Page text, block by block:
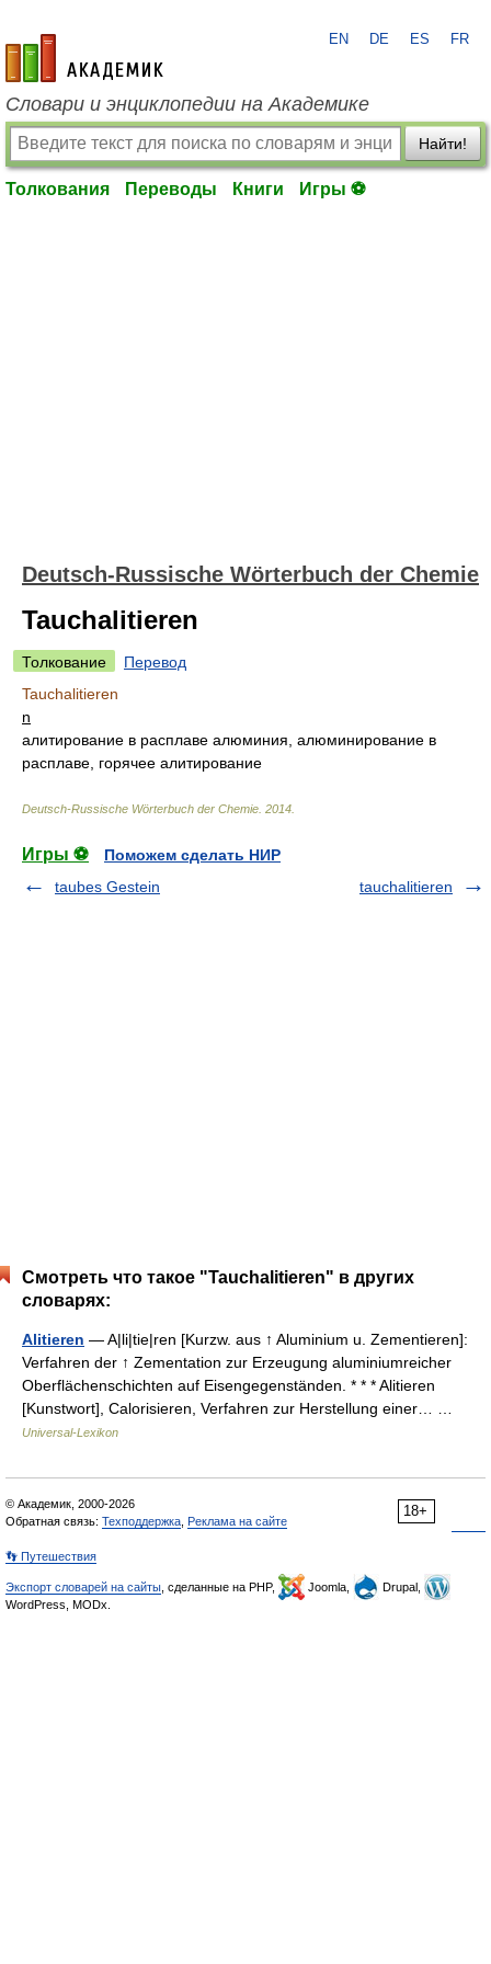
academic.ru
EN DE ES FR
Словари и энциклопедии на Академике
Найти!
Толкования Переводы Книги Игры ⚽
Deutsch-Russische Wörterbuch der Chemie
Tauchalitieren
Толкование
Перевод
Tauchalitieren
n
алитирование в расплаве алюминия, алюминирование в
расплаве, горячее алитирование
Deutsch-Russische Wörterbuch der Chemie 2014
Игры ⚽
Поможем сделать НИР
taubes Gestein
tauchalitieren
Смотреть что такое "Tauchalitieren" в других
словарях:
Alitieren — A|li|tie|ren [Kurzw. aus ↑ Aluminium u. Zementieren]:
Verfahren der ↑ Zementation zur Erzeugung aluminiumreicher
Oberflächenschichten auf Eisengegenständen. * * * Alitieren
[Kunstwort], Calorisieren, Verfahren zur Herstellung einer… …
Universal-Lexikon
18+
© Академик, 2000-2026
Обратная связь: Техподдержка Реклама на сайте
👣 Путешествия
Экспорт словарей на сайты , сделанные на PHP, Joomla,
Drupal,
WordPress, MODx.